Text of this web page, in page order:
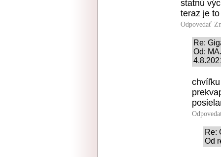
statnú
teraz je
Odpovedať
Re:
Od:
Re:
Od